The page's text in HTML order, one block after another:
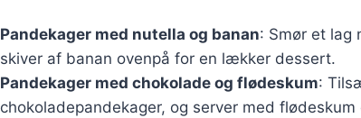
Pandekager med nutella og banan: Smør et lag
skiver af banan ovenpå for en lækker dessert.
Pandekager med chokolade og flødeskum:
chokoladepandekager, og server med